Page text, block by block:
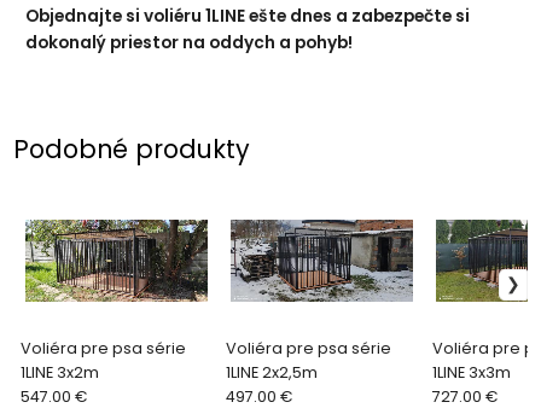
Objednajte si voliéru 1LINE ešte dnes a zabezpečte si
dokonalý priestor na oddych a pohyb!
Podobné produkty
Voliéra pre psa série
1LINE 3x2m
547.00 €
Voliéra pre psa série
1LINE 2x2,5m
497.00 €
Voliéra pre
1LINE 3x3m
727.00 €